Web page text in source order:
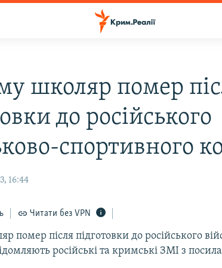
школяр помер
до російського
спортивного
16:44
Читати без VPN
помер після підготовки до російського
російські та кримські ЗМІ з